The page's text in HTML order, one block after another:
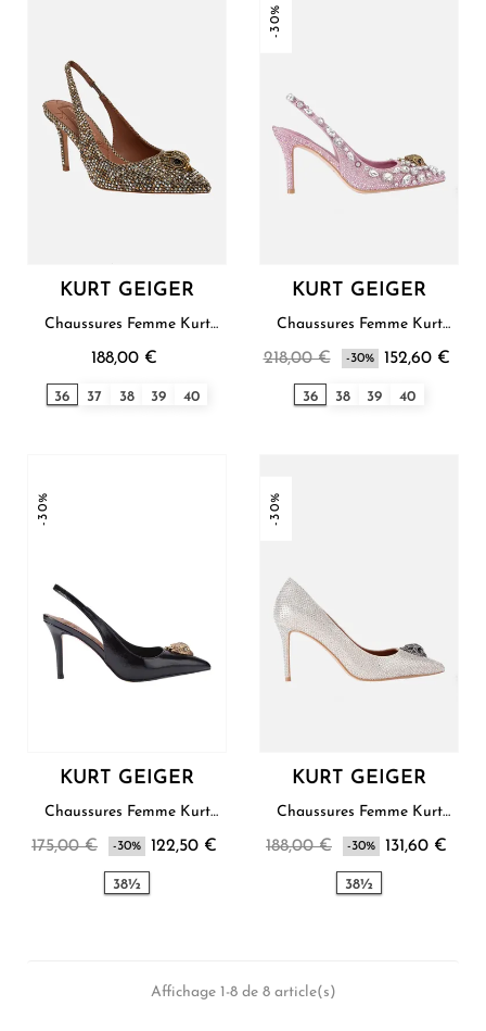
KURT GEIGER
Chaussures Femme Kurt
188,00 €
36 37 38 39 40
-30%
KURT GEIGER
Chaussures Femme Kurt
218,00 € -30% 152,60 €
36 38 39 40
-30%
KURT GEIGER
Chaussures Femme Kurt
175,00 € -30% 122,50 €
38½
-30%
KURT GEIGER
Chaussures Femme Kurt
188,00 € -30% 131,60 €
38½
Affichage 1-8 de 8 article(s)